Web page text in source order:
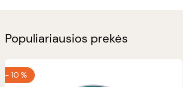
Populiariausios prekės
-10 %